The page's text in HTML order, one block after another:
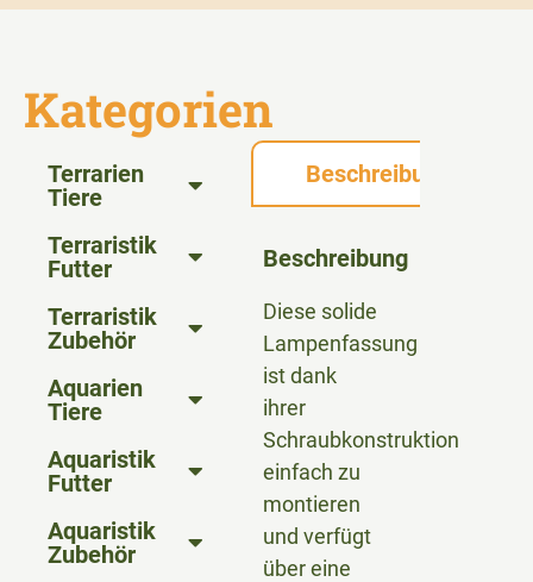
Kategorien
Terrarien
Tiere
Terraristik
Futter
Terraristik
Zubehör
Aquarien
Tiere
Aquaristik
Futter
Aquaristik
Zubehör
Beschreibung
Beschreibung
Diese solide
Lampenfassung
ist dank
ihrer
Schraubkonstruktion
einfach zu
montieren
und verfügt
über eine